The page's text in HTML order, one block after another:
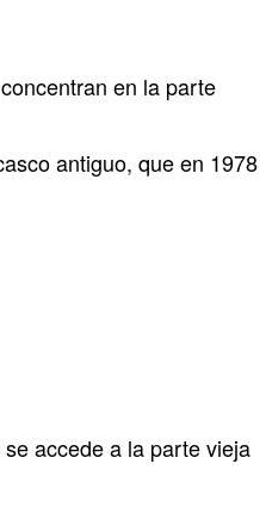
en la parte
antiguo, que en 1978
accede a la parte vieja